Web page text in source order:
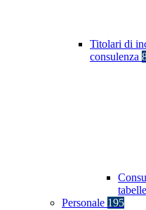
Titolari di
consulenza
Personale 195